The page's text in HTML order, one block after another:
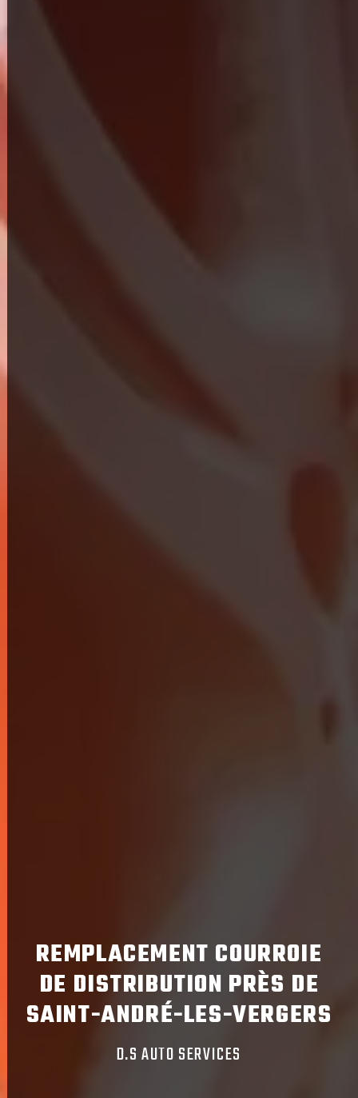
REMPLACEMENT COURROIE
DE DISTRIBUTION PRÈS DE
SAINT-ANDRÉ-LES-VERGERS
D.S AUTO SERVICES